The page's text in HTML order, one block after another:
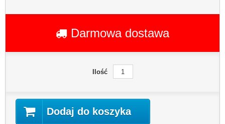
Darmowa dostawa
Ilość
Dodaj do koszyka